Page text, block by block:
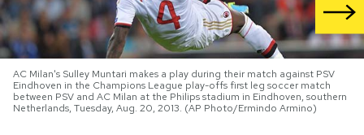
PODCAST
I MIEI PREFERITI
AC Milan's Sulley Muntari makes a play during their match against PSV
Eindhoven in the Champions League play-offs first leg soccer match
between PSV and AC Milan at the Philips stadium in Eindhoven, southern
Netherlands, Tuesday, Aug. 20, 2013. (AP Photo/Ermindo Armino)